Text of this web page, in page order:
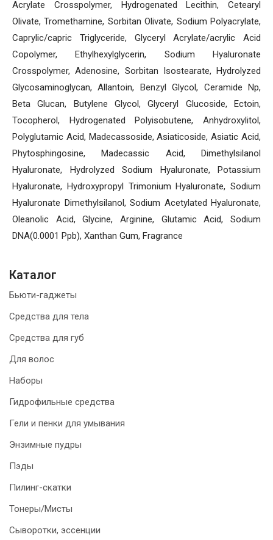
Acrylate Crosspolymer, Hydrogenated Lecithin, Cetearyl
Olivate, Tromethamine, Sorbitan Olivate, Sodium Polyacrylate,
Caprylic/capric Triglyceride, Glyceryl Acrylate/acrylic Acid
Copolymer, Ethylhexylglycerin, Sodium Hyaluronate
Crosspolymer, Adenosine, Sorbitan Isostearate, Hydrolyzed
Glycosaminoglycan, Allantoin, Benzyl Glycol, Ceramide Np,
Beta Glucan, Butylene Glycol, Glyceryl Glucoside, Ectoin,
Tocopherol, Hydrogenated Polyisobutene, Anhydroxylitol,
Polyglutamic Acid, Madecassoside, Asiaticoside, Asiatic Acid,
Phytosphingosine, Madecassic Acid, Dimethylsilanol
Hyaluronate, Hydrolyzed Sodium Hyaluronate, Potassium
Hyaluronate, Hydroxypropyl Trimonium Hyaluronate, Sodium
Hyaluronate Dimethylsilanol, Sodium Acetylated Hyaluronate,
Oleanolic Acid, Glycine, Arginine, Glutamic Acid, Sodium
DNA(0.0001 Ppb), Xanthan Gum, Fragrance
Каталог
Бьюти-гаджеты
Средства для тела
Средства для губ
Для волос
Наборы
Гидрофильные средства
Гели и пенки для умывания
Энзимные пудры
Пэды
Пилинг-скатки
Тонеры/Мисты
Сыворотки, эссенции